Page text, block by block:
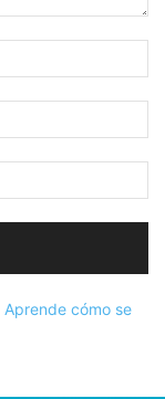
Aprende cómo se